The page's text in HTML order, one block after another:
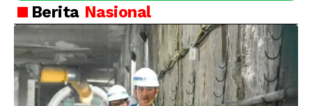
Berita Nasional